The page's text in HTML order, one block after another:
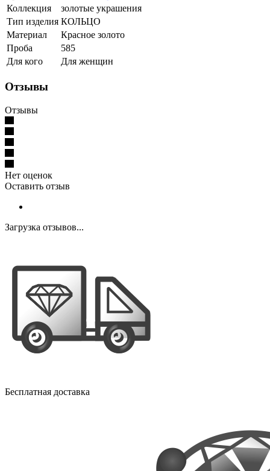
Коллекция
золотые украшения
Тип изделия КОЛЬЦО
Материал
Красное золото
Проба
585
Для кого
Для женщин
Отзывы
Отзывы
Нет оценок
Оставить отзыв
Загрузка отзывов...
Бесплатная доставка